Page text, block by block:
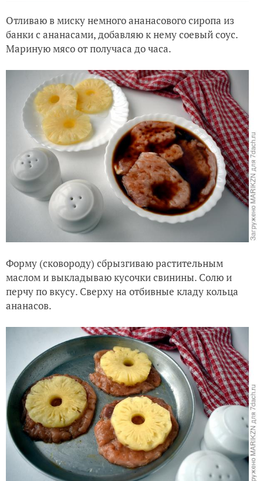
Отливаю в миску немного ананасового сиропа из
банки с ананасами, добавляю к нему соевый соус.
Мариную мясо от получаса до часа.
Форму (сковороду) сбрызгиваю растительным
маслом и выкладываю кусочки свинины. Солю и
перчу по вкусу. Сверху на отбивные кладу кольца
ананасов.